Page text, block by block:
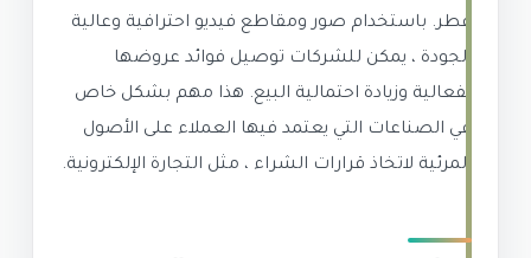
قطر. باستخدام صور ومقاطع فيديو احترافية وعالية
الجودة ، يمكن للشركات توصيل فوائد عروضها
بفعالية وزيادة احتمالية البيع. هذا مهم بشكل خاص
في الصناعات التي يعتمد فيها العملاء على الأصول
المرئية لاتخاذ قرارات الشراء ، مثل التجارة الإلكترونية.